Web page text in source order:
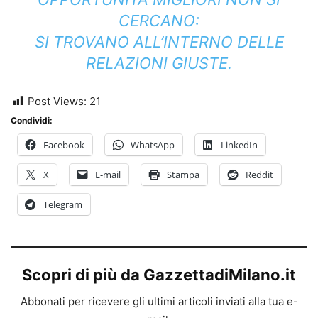
CERCANO:
SI TROVANO ALL’INTERNO DELLE
RELAZIONI GIUSTE.
Post Views: 21
Condividi:
Facebook WhatsApp LinkedIn
X E-mail Stampa Reddit
Telegram
Scopri di più da GazzettadiMilano.it
Abbonati per ricevere gli ultimi articoli inviati alla tua e-